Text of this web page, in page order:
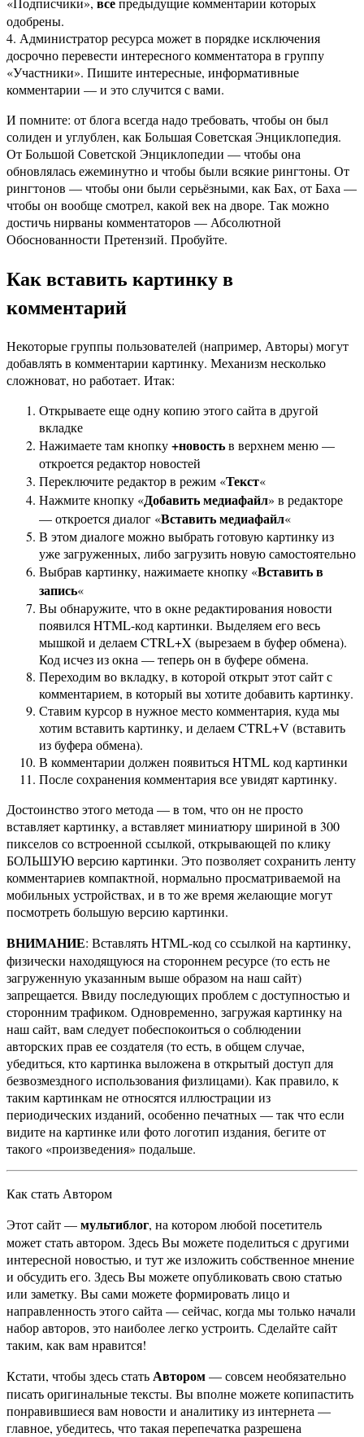
одобрены.
4. Администратор ресурса может в порядке исключения
досрочно перевести интересного комментатора в группу
«Участники». Пишите интересные, информативные
комментарии — и это случится с вами.
И помните: от блога всегда надо требовать, чтобы он был
солиден и углублен, как Большая Советская Энциклопедия.
От Большой Советской Энциклопедии — чтобы она
обновлялась ежеминутно и чтобы были всякие рингтоны. От
рингтонов — чтобы они были серьёзными, как Бах, от Баха —
чтобы он вообще смотрел, какой век на дворе. Так можно
достичь нирваны комментаторов — Абсолютной
Обоснованности Претензий. Пробуйте.
Как вставить картинку в
комментарий
Некоторые группы пользователей (например, Авторы) могут
добавлять в комментарии картинку. Механизм несколько
сложноват, но работает. Итак:
Открываете еще одну копию этого сайта в другой
вкладке
Нажимаете там кнопку+новостьв верхнем меню —
откроется редактор новостей
Переключите редактор в режим «Текст«
Нажмите кнопку «Добавить медиафайл» в редакторе
— откроется диалог «Вставить медиафайл«
В этом диалоге можно выбрать готовую картинку из
уже загруженных, либо загрузить новую самостоятельно
Выбрав картинку, нажимаете кнопку «Вставить в
запись«
Вы обнаружите, что в окне редактирования новости
появился HTML-код картинки. Выделяем его весь
мышкой и делаем CTRL+X (вырезаем в буфер обмена).
Код исчез из окна — теперь он в буфере обмена.
Переходим во вкладку, в которой открыт этот сайт с
комментарием, в который вы хотите добавить картинку.
Ставим курсор в нужное место комментария, куда мы
хотим вставить картинку, и делаем CTRL+V (вставить
из буфера обмена).
В комментарии должен появиться HTML код картинки
После сохранения комментария все увидят картинку.
Достоинство этого метода — в том, что он не просто
вставляет картинку, а вставляет миниатюру шириной в 300
пикселов со встроенной ссылкой, открывающей по клику
БОЛЬШУЮ версию картинки. Это позволяет сохранить ленту
комментариев компактной, нормально просматриваемой на
мобильных устройствах, и в то же время желающие могут
посмотреть большую версию картинки.
ВНИМАНИЕ: Вставлять HTML-код со ссылкой на картинку,
физически находящуюся на стороннем ресурсе (то есть не
загруженную указанным выше образом на наш сайт)
запрещается. Ввиду последующих проблем с доступностью и
сторонним трафиком. Одновременно, загружая картинку на
наш сайт, вам следует побеспокоиться о соблюдении
авторских прав ее создателя (то есть, в общем случае,
убедиться, кто картинка выложена в открытый доступ для
безвозмездного использования физлицами). Как правило, к
таким картинкам не относятся иллюстрации из
периодических изданий, особенно печатных — так что если
видите на картинке или фото логотип издания, бегите от
такого «произведения» подальше.
Как стать Автором
Этот сайт —мультиблог, на котором любой посетитель
может стать автором. Здесь Вы можете поделиться с другими
интересной новостью, и тут же изложить собственное мнение
и обсудить его. Здесь Вы можете опубликовать свою статью
или заметку. Вы сами можете формировать лицо и
направленность этого сайта — сейчас, когда мы только начали
набор авторов, это наиболее легко устроить. Сделайте сайт
таким, как вам нравится!
Кстати, чтобы здесь стать Автором— совсем необязательно
писать оригинальные тексты. Вы вполне можете копипастить
понравившиеся вам новости и аналитику из интернета —
главное, убедитесь, что такая перепечатка разрешена